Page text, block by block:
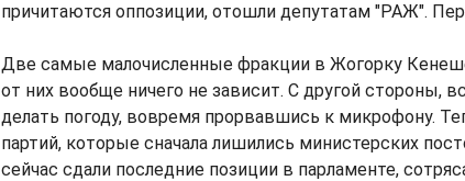
причитаются оппозиции, отошли депутатам "РАЖ".
Две самые малочисленные фракции в Жогорку
от них вообще ничего не зависит. С другой стороны,
делать погоду, вовремя прорвавшись к микрофону.
партий, которые сначала лишились министерских
сейчас сдали последние позиции в парламенте,